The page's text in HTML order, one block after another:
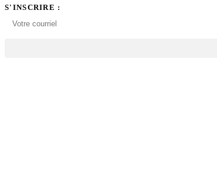
S'INSCRIRE :